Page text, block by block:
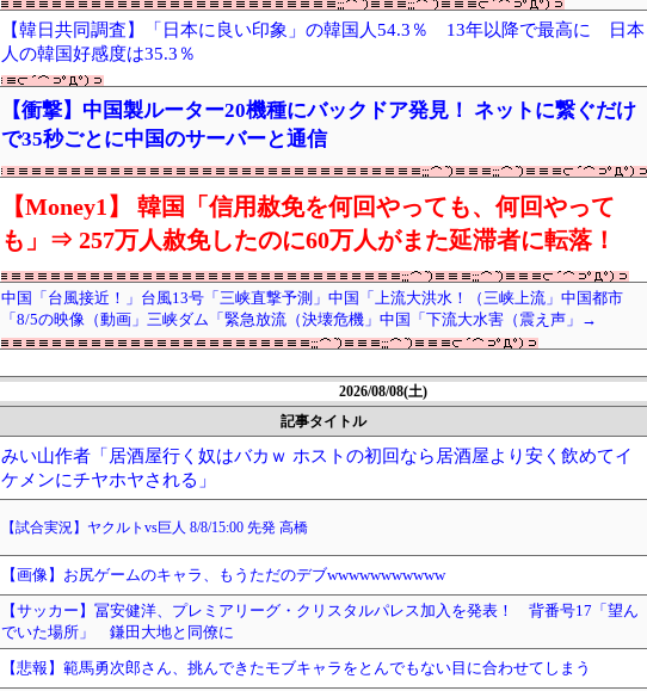
【韓日共同調査】「日本に良い印象」の韓国人54.3％ 13年以降で最高に 日本
人の韓国好感度は35.3％
【衝撃】中国製ルーター20機種にバックドア発見！ ネットに繋ぐだけ
で35秒ごとに中国のサーバーと通信
【Money1】 韓国「信用赦免を何回やっても、何回やって
も」⇒ 257万人赦免したのに60万人がまた延滞者に転落！
中国「台風接近！」台風13号「三峡直撃予測」中国「上流大洪水！（三峡上流」中国都市
「8/5の映像（動画」三峡ダム「緊急放流（決壊危機」中国「下流大水害（震え声」→
2026/08/08(土)
記事タイトル
みい山作者「居酒屋行く奴はバカｗ ホストの初回なら居酒屋より安く飲めてイ
ケメンにチヤホヤされる」
【試合実況】ヤクルトvs巨人 8/8/15:00 先発 高橋
【画像】お尻ゲームのキャラ、もうただのデブwwwwwwwwwww
【サッカー】冨安健洋、プレミアリーグ・クリスタルパレス加入を発表！ 背番号17「望ん
でいた場所」 鎌田大地と同僚に
【悲報】範馬勇次郎さん、挑んできたモブキャラをとんでもない目に合わせてしまう